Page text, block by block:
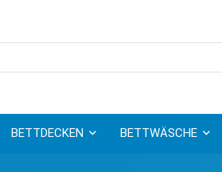
BETTDECKEN BETTWÄSCHE